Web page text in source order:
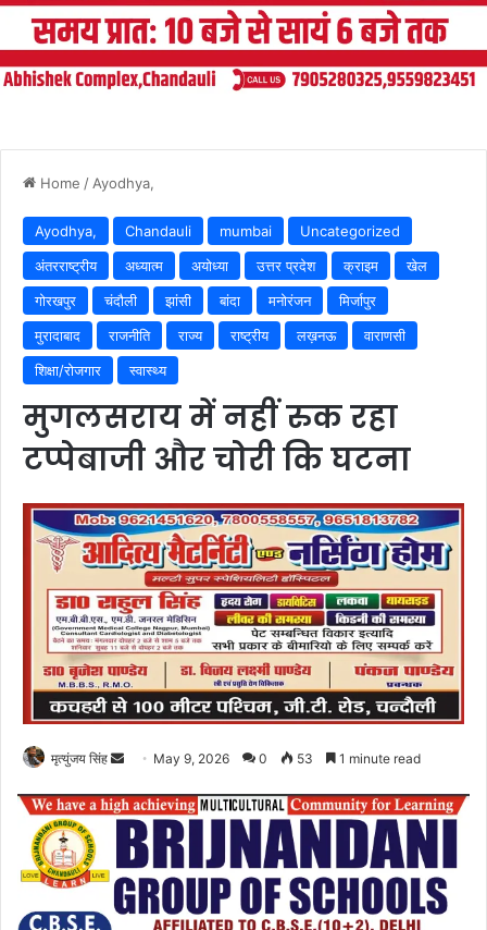
Home / Ayodhya,
Ayodhya, Chandauli mumbai
Uncategorized
अंतरराष्ट्रीय
अध्यात्म अयोध्या उत्तर प्रदेश क्राइम
खेल
गोरखपुर
चंदौली झांसी बांदा मनोरंजन
मिर्जापुर
मुरादाबाद
राजनीति राज्य राष्ट्रीय लख़नऊ
वाराणसी
शिक्षा/रोजगार
स्वास्थ्य
मुगलसराय में नहीं रुक रहा
टप्पेबाजी और चोरी कि घटना
मृत्युंजय सिंह
Send
email
May 9, 2026 0 53 1 minute read